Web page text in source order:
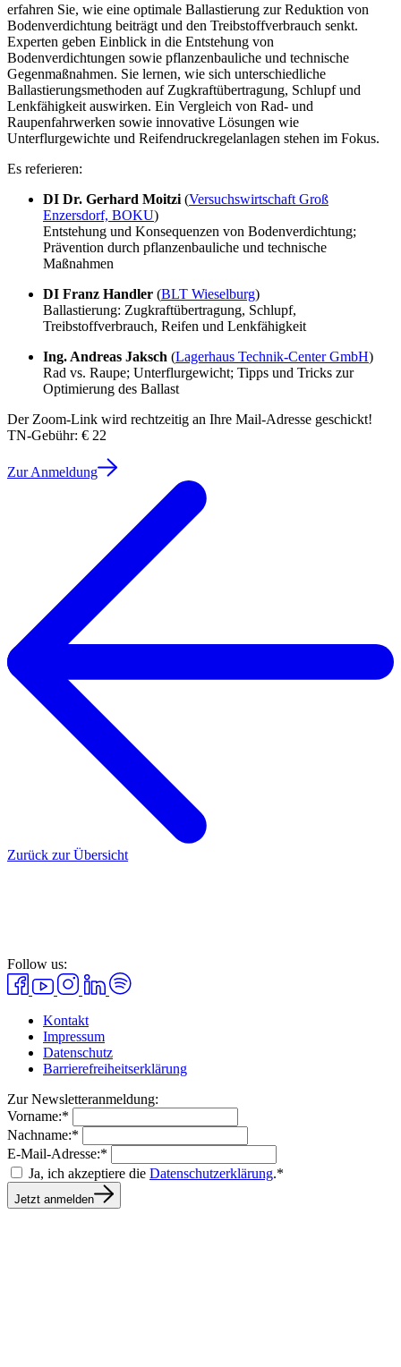
erfahren Sie, wie eine optimale Ballastierung zur Reduktion von
Bodenverdichtung beiträgt und den Treibstoffverbrauch senkt.
Experten geben Einblick in die Entstehung von
Bodenverdichtungen sowie pflanzenbauliche und technische
Gegenmaßnahmen. Sie lernen, wie sich unterschiedliche
Ballastierungsmethoden auf Zugkraftübertragung, Schlupf und
Lenkfähigkeit auswirken. Ein Vergleich von Rad- und
Raupenfahrwerken sowie innovative Lösungen wie
Unterflurgewichte und Reifendruckregelanlagen stehen im Fokus.
Es referieren:
DI Dr. Gerhard Moitzi (Versuchswirtschaft Groß
Enzersdorf, BOKU)
Entstehung und Konsequenzen von Bodenverdichtung;
Prävention durch pflanzenbauliche und technische
Maßnahmen
DI Franz Handler (BLT Wieselburg)
Ballastierung: Zugkraftübertragung, Schlupf,
Treibstoffverbrauch, Reifen und Lenkfähigkeit
Ing. Andreas Jaksch (Lagerhaus Technik-Center GmbH)
Rad vs. Raupe; Unterflurgewicht; Tipps und Tricks zur
Optimierung des Ballast
Der Zoom-Link wird rechtzeitig an Ihre Mail-Adresse geschickt!
TN-Gebühr: € 22
Zur Anmeldung
Zurück zur Übersicht
Follow us:
Kontakt
Impressum
Datenschutz
Barrierefreiheitserklärung
Zur Newsletteranmeldung:
Vorname:*
Nachname:*
E-Mail-Adresse:*
Ja, ich akzeptiere die Datenschutzerklärung.*
Jetzt anmelden